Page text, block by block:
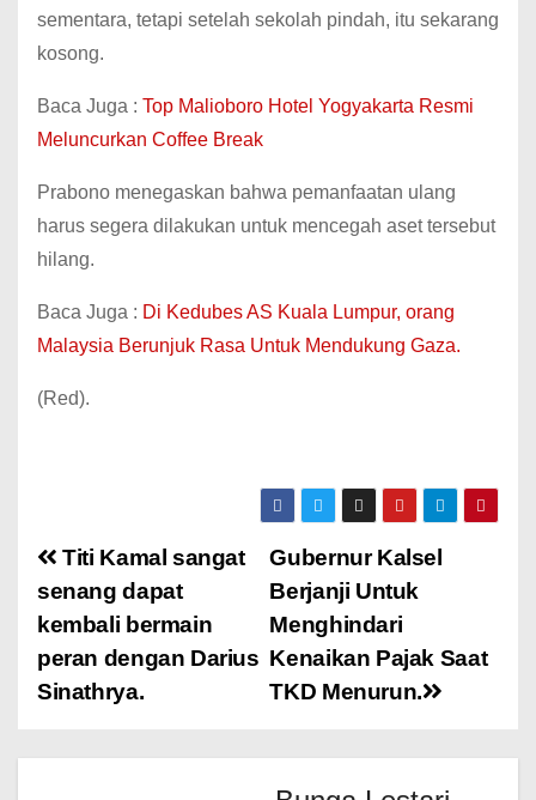
sementara, tetapi setelah sekolah pindah, itu sekarang
kosong.
Baca Juga : Top Malioboro Hotel Yogyakarta Resmi
Meluncurkan Coffee Break
Prabono menegaskan bahwa pemanfaatan ulang
harus segera dilakukan untuk mencegah aset tersebut
hilang.
Baca Juga : Di Kedubes AS Kuala Lumpur, orang
Malaysia Berunjuk Rasa Untuk Mendukung Gaza.
(Red).
Gubernur Kalsel
Berjanji Untuk
Menghindari
Kenaikan Pajak Saat
TKD Menurun.
Titi Kamal sangat
senang dapat
kembali bermain
peran dengan Darius
Sinathrya.